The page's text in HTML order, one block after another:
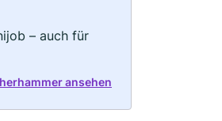
– auch für
ansehen